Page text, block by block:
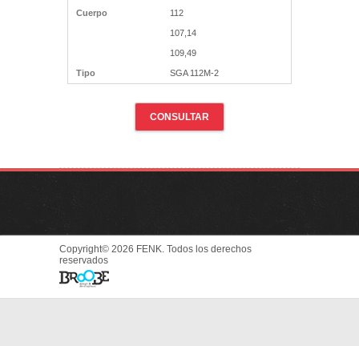
Cuerpo 112
107,14
109,49
Tipo SGA 112M-2
CONSULTAR
Copyright© 2026 FENK. Todos los derechos
reservados